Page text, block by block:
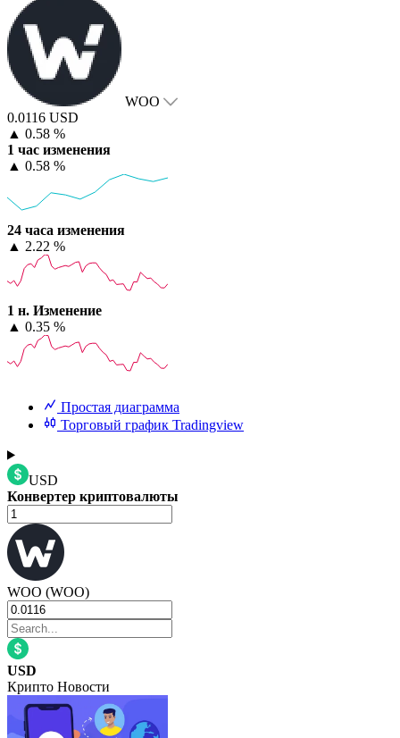
WOO
0.0116 USD
▲ 0.58 %
1 час изменения
▲ 0.58 %
24 часа изменения
▲ 2.22 %
1 н. Изменение
▲ 0.35 %
Простая диаграмма
Торговый график Tradingview
USD
Конвертер криптовалюты
WOO (WOO)
USD
Крипто Новости